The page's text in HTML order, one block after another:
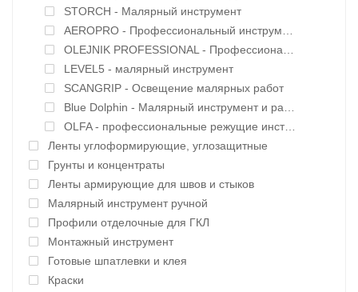
STORCH - Малярный инструмент
AEROPRO - Профессиональный инструмент и оборудование
OLEJNIK PROFESSIONAL - Профессиональный инструмент
LEVEL5 - малярный инструмент
SCANGRIP - Освещение малярных работ
Вlue Dolphin - Малярный инструмент и расходные материалы
OLFA - профессиональные режущие инструменты
Ленты углоформирующие, углозащитные
Грунты и концентраты
Ленты армирующие для швов и стыков
Малярный инструмент ручной
Профили отделочные для ГКЛ
Монтажный инструмент
Готовые шпатлевки и клея
Краски